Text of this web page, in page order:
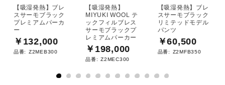
撥水性が優れていることを示し、ウ
エア内を快適な状態に保ちます。
液温は40℃を限度とし、手洗い が
できる
【吸湿発熱】ブレ
スサーモブラック
プレミアムパーカ
ー
￥132,000
品番: Z2MEB300
【吸湿発熱】
MIYUKI WOOL テ
ックフィルブレス
サーモブラックプ
レミアムパーカー
￥198,000
品番: Z2MEC300
【吸湿発熱】ブレ
スサーモブラック
リミテッドモデル
パンツ
￥60,500
品番: Z2MFB350